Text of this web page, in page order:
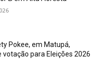
Pokee, em Matupá,
votação para Eleições 2026